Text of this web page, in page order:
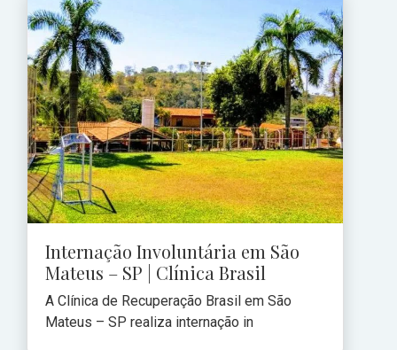
Internação Involuntária em São
Mateus – SP | Clínica Brasil
A Clínica de Recuperação Brasil em São
Mateus – SP realiza internação in